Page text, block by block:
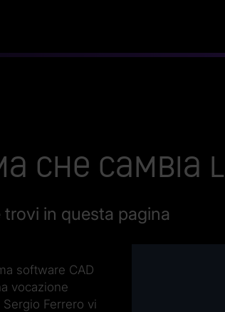
che cambia
in questa pagina
software CAD
vocazione
Ferrero vi